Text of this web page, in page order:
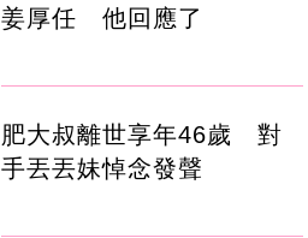
姜厚任 他回應了
肥大叔離世享年46歲 對
手丟丟妹悼念發聲